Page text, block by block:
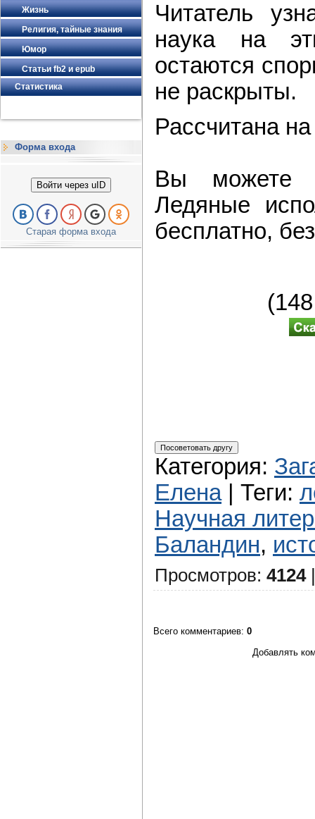
Жизнь
Религия, тайные знания
Юмор
Статьи fb2 и epub
Статистика
Форма входа
Войти через uID
Старая форма входа
Читатель
наука на
остаются
не раскрыты.
Рассчитана
Вы можете
Ледяные
бесплатно,
Категория:
Елена| Теги:
Научная
Баландин,
Просмотров: 4124
Всего комментариев: 0
Добавлять